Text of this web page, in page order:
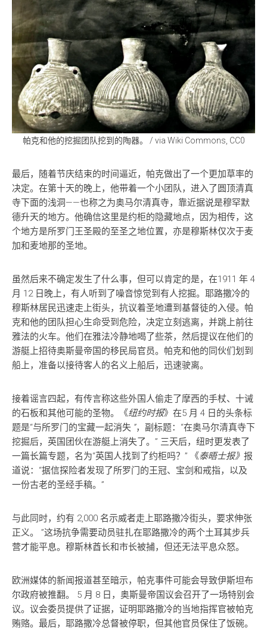
帕克和他的挖掘团队挖到的陶器。 / via Wiki Commons, CC0
最后，随着节庆结束的时间逼近，帕克做出了一个更加草率的
决定。在第十天的晚上，他带着一个小团队，进入了圆顶清真
寺下面的浅洞——也称之为奥马尔清真寺，靠近据说是穆罕默
德升天的地方。他确信这里是约柜的隐藏地点，因为相传，这
个地方是所罗门王圣殿的至圣之地位置，亦是穆斯林仅次于麦
加和麦地那的圣地。
虽然后来不确定发生了什么事，但可以肯定的是，在1911 年 4
月 12 日晚上，有人听到了噪音惊觉到有人挖掘。耶路撒冷的
穆斯林居民迅速走上街头，抗议着圣地遭到基督徒的入侵。帕
克和他的团队担心生命受到危险，决定立刻逃离，并跳上前往
雅法的火车。他们在雅法冷静地喝了些茶，然后提议在他们的
游艇上招待奥斯曼帝国的移民局官员。帕克和他的同伙们划到
船上，准备以接待客人的名义上船后，迅速驶离。
接着谣言四起，有传言称这些外国人偷走了摩西的手杖、十诫
的石板和其他可能的圣物。《纽约时报》在5 月 4 日的头条标
题是“与所罗门的宝藏一起消失 ”，副标题：“在奥马尔清真寺下
挖掘后，英国团伙在游艇上消失了。” 三天后，纽时更发表了
一篇长篇专题，名为“英国人找到了约柜吗？” 《泰晤士报》 报
道说：“据信探险者发现了所罗门的王冠、宝剑和戒指，以及
一份古老的圣经手稿。”
与此同时，约有 2,000 名示威者走上耶路撒冷街头，要求伸张
正义。 ”这场抗争需要动员驻扎在耶路撒冷的两个土耳其步兵
营才能平息。穆斯林酋长和市长被捕，但还无法平息众怒。
欧洲媒体的新闻报道甚至暗示，帕克事件可能会导致伊斯坦布
尔政府被推翻。 5 月 8 日，奥斯曼帝国议会召开了一场特别会
议。议会委员提供了证据，证明耶路撒冷的当地指挥官被帕克
贿赂。最后，耶路撒冷总督被停职，但其他官员保住了饭碗。